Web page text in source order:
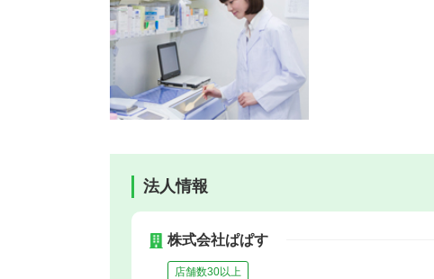
法人情報
株式会社ぱぱす
店舗数30以上